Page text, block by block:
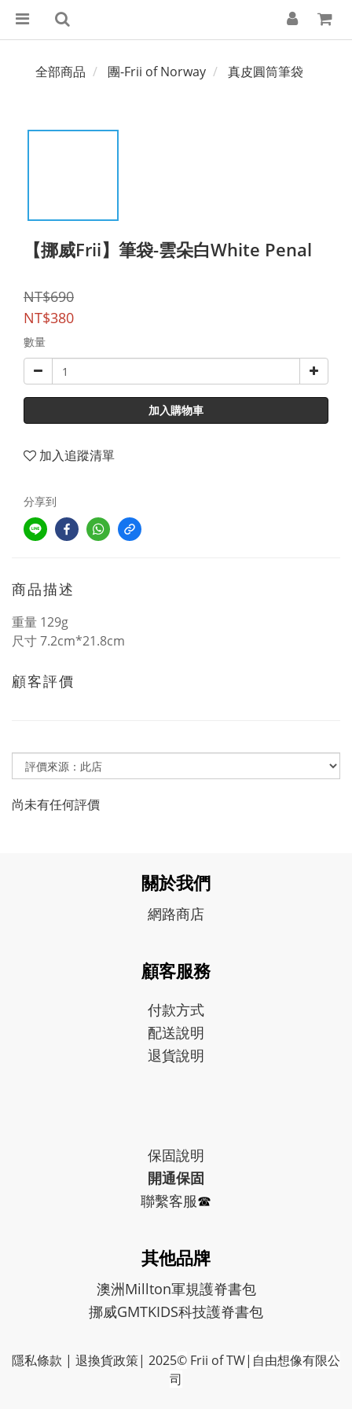
全部商品 團-Frii of Norway 真皮圓筒筆袋
【挪威Frii】筆袋-雲朵白White Penal
NT$690
NT$380
數量
加入購物車
加入追蹤清單
分享到
商品描述
重量 129g
尺寸 7.2cm*21.8cm
顧客評價
尚未有任何評價
關於我們
網路商店
顧客服務
付款方式
配送說明
退貨說明
保固說明
開通保固
聯繫客服☎︎
其他品牌
澳洲Millton軍規護脊書包
挪威GMTKIDS科技護脊書包
隱私條款 | 退換貨政策| 2025© Frii of TW|自由想像有限公
司